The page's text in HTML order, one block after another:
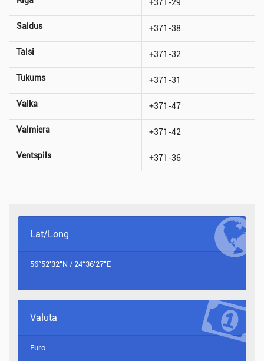
+371-29
Saldus +371-38
Talsi +371-32
Tukums +371-31
Valka +371-47
Valmiera +371-42
Ventspils +371-36
Lat/Long
56°52'32"N / 24°36'27"E
Valuta
Euro